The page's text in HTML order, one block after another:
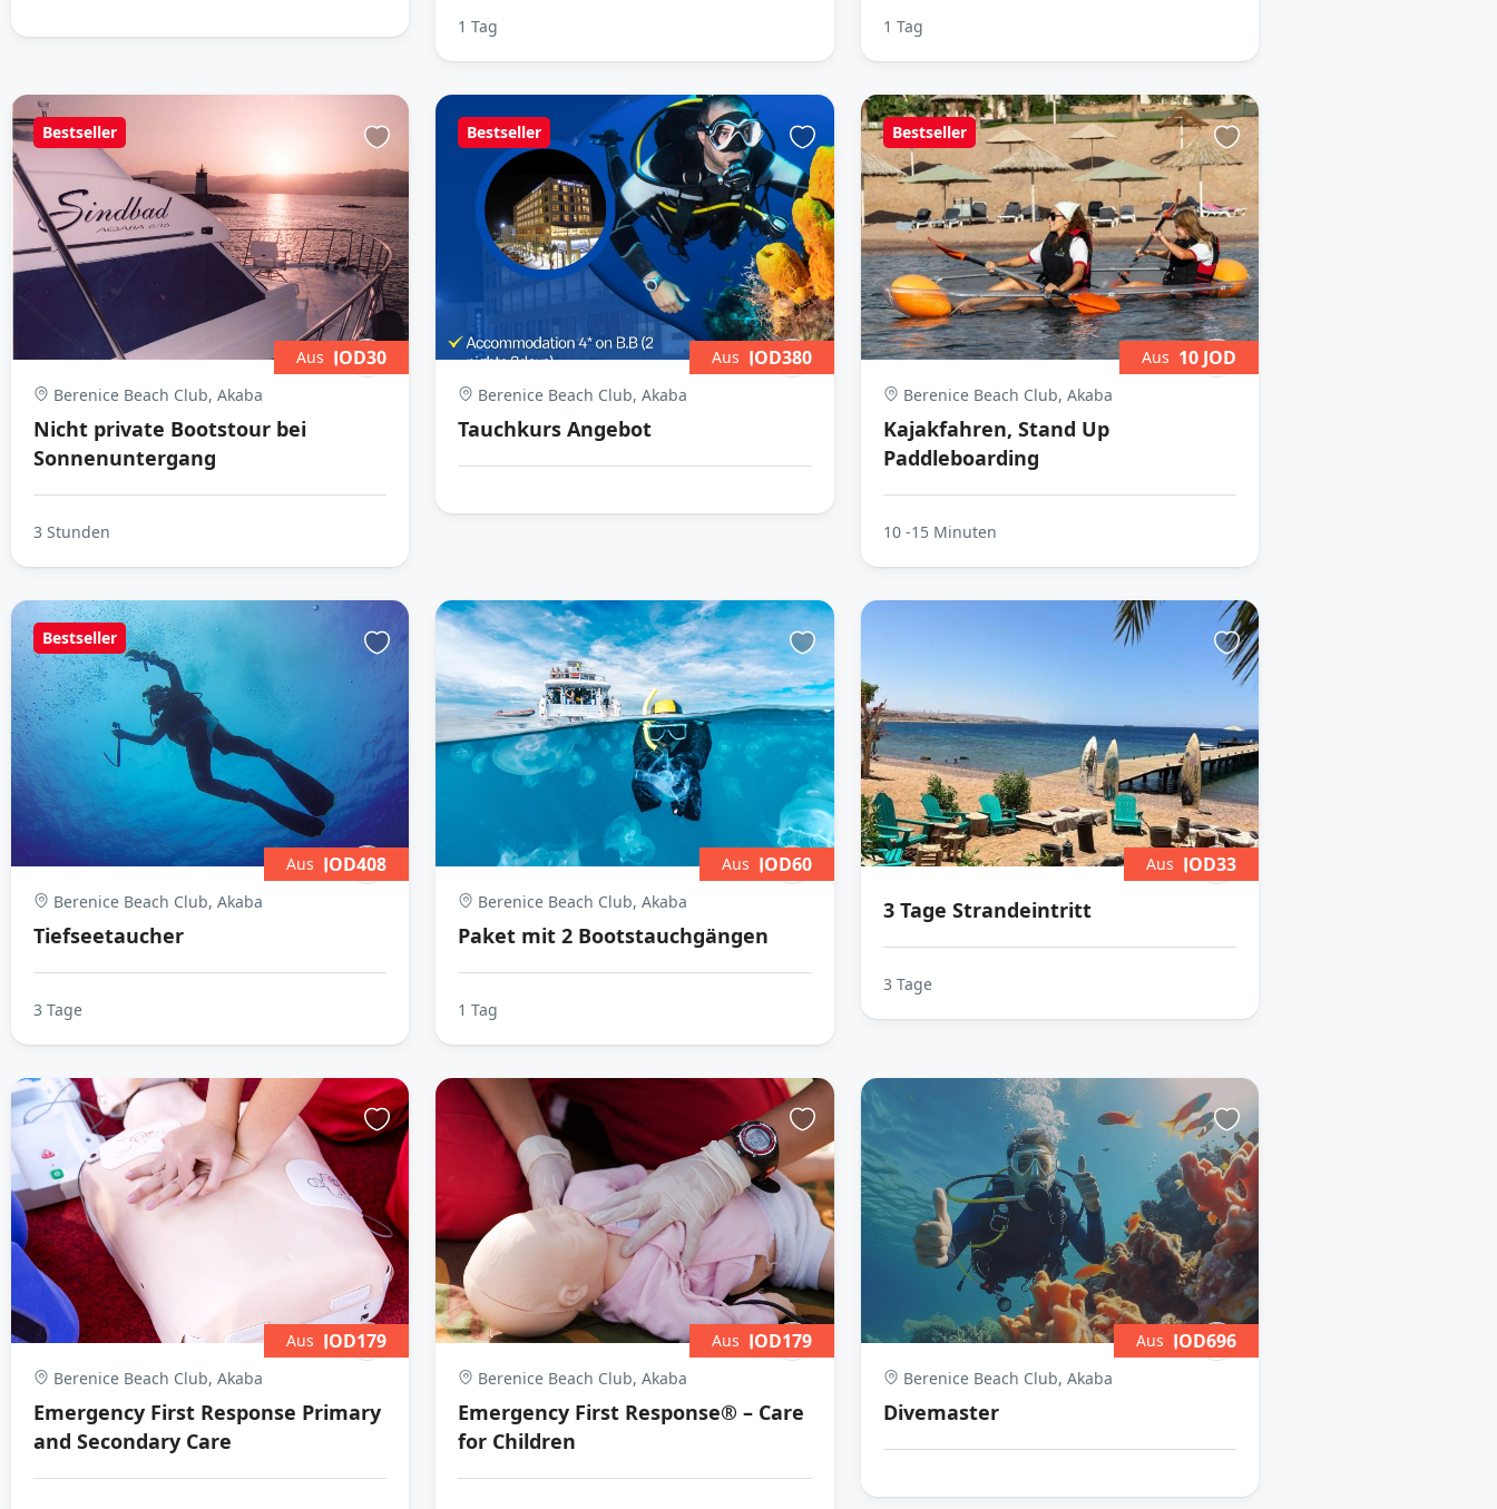
1 Tag 1 Tag
Bestseller
Berenice Beach Club, Akaba
Nicht private Bootstour bei
Sonnenuntergang
Aus JOD30
3 Stunden
Bestseller
Berenice Beach Club, Akaba
Tauchkurs Angebot
Aus JOD380
Bestseller
Berenice Beach Club, Akaba
Kajakfahren, Stand Up
Paddleboarding
Aus 10 JOD
10 -15 Minuten
Bestseller
Berenice Beach Club, Akaba
Tiefseetaucher
Aus JOD408
3 Tage
Berenice Beach Club, Akaba
Paket mit 2 Bootstauchgängen
Aus JOD60
1 Tag
3 Tage Strandeintritt
Aus JOD33
3 Tage
Berenice Beach Club, Akaba
Emergency First Response Primary
and Secondary Care
Aus JOD179
Berenice Beach Club, Akaba
Emergency First Response® – Care
for Children
Aus JOD179
Berenice Beach Club, Akaba
Divemaster
Aus JOD696